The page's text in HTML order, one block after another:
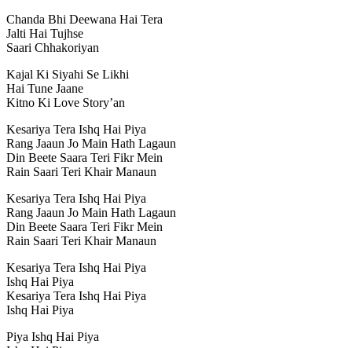
Chanda Bhi Deewana Hai Tera
Jalti Hai Tujhse
Saari Chhakoriyan
Kajal Ki Siyahi Se Likhi
Hai Tune Jaane
Kitno Ki Love Story’an
Kesariya Tera Ishq Hai Piya
Rang Jaaun Jo Main Hath Lagaun
Din Beete Saara Teri Fikr Mein
Rain Saari Teri Khair Manaun
Kesariya Tera Ishq Hai Piya
Rang Jaaun Jo Main Hath Lagaun
Din Beete Saara Teri Fikr Mein
Rain Saari Teri Khair Manaun
Kesariya Tera Ishq Hai Piya
Ishq Hai Piya
Kesariya Tera Ishq Hai Piya
Ishq Hai Piya
Piya Ishq Hai Piya